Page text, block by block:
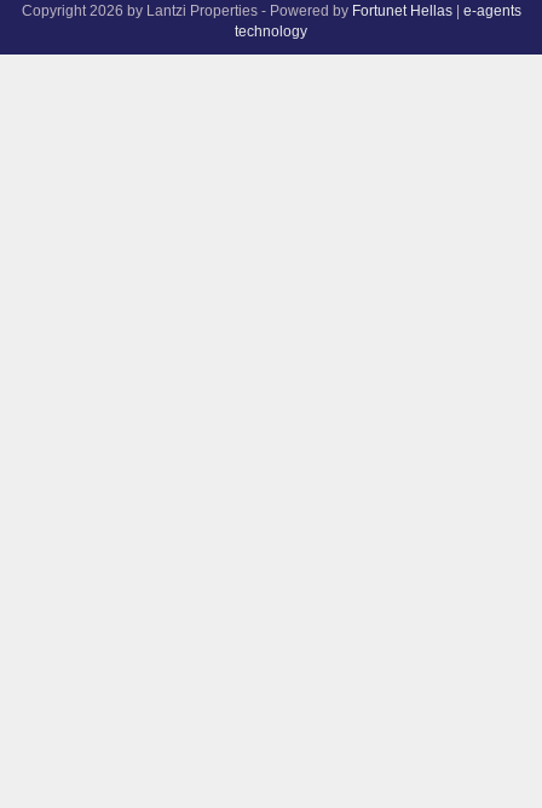
Copyright 2026 by Lantzi Properties - Powered by Fortunet Hellas| e-agents
technology